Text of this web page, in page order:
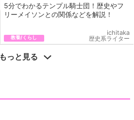
5分でわかるテンプル騎士団！歴史やフ
リーメイソンとの関係などを解説！
教養/くらし
ichitaka
歴史系ライター
もっと見る